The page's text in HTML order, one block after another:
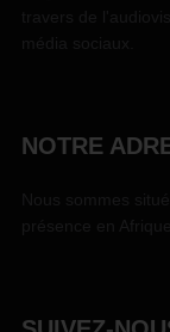
NOTRE